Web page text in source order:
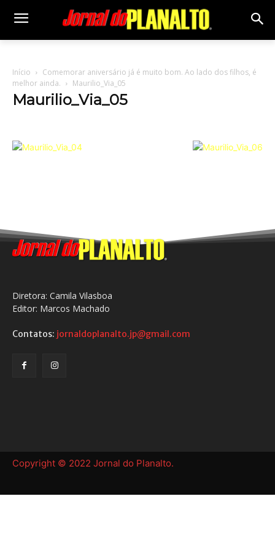
Início
Comemorar aniversário já é muito bom. Ao lado dos filhos, é
melhor ainda.
Maurilio_Via_05
Maurilio_Via_05
Diretora: Camila Vilasboa
Editor: Marcos Machado
Contatos: jornaldoplanalto.jp@gmail.com
Copyright © 2022 Jornal do Planalto.